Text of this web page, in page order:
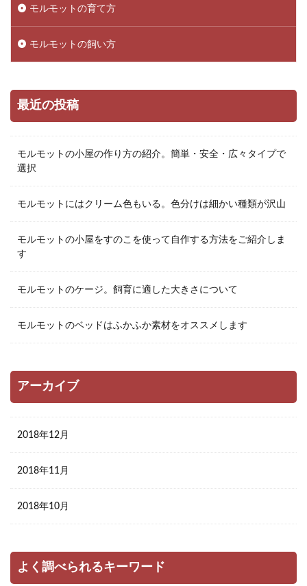
モルモットの育て方
モルモットの飼い方
最近の投稿
モルモットの小屋の作り方の紹介。簡単・安全・広々タイプで
選択
モルモットにはクリーム色もいる。色分けは細かい種類が沢山
モルモットの小屋をすのこを使って自作する方法をご紹介しま
す
モルモットのケージ。飼育に適した大きさについて
モルモットのベッドはふかふか素材をオススメします
アーカイブ
2018年12月
2018年11月
2018年10月
よく調べられるキーワード